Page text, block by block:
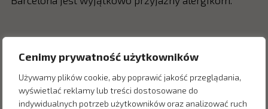
Cenimy prywatność użytkowników
Używamy plików cookie, aby poprawić jakość przeglądania,
wyświetlać reklamy lub treści dostosowane do
indywidualnych potrzeb użytkowników oraz analizować ruch
Zapytaj o cenę w salonie: